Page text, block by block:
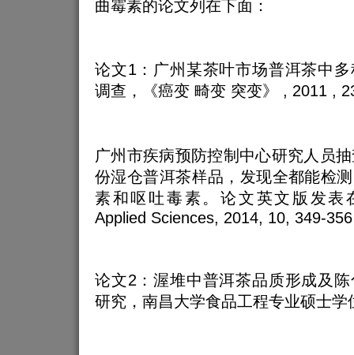
曲霉素的论文列在下面：
论文1：广州某茶叶市场普洱茶中
调查，《癌变 畸变 突变》 , 2011 ,
广州市疾病预防控制中心研究人员
份湿仓普洱茶样品，发现全都能检
素和呕吐毒素。论文英文版发表
Applied Sciences, 2014, 10, 349-356
论文2：渥堆中普洱茶品质形成及
研究，南昌大学食品工程专业硕士学